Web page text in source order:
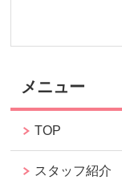
メニュー
TOP
スタッフ紹介